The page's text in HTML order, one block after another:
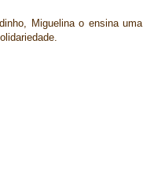
Miguelina o ensina uma